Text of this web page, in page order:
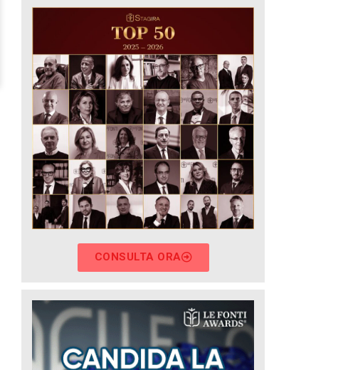
CONSULTA ORA